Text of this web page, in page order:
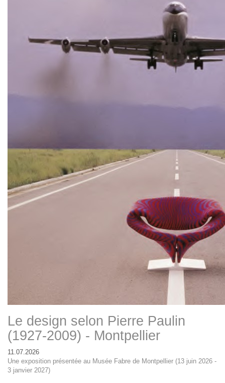
Le design selon Pierre Paulin
(1927-2009) - Montpellier
11.07.2026
Une exposition présentée au Musée Fabre de Montpellier (13 juin 2026 -
3 janvier 2027)